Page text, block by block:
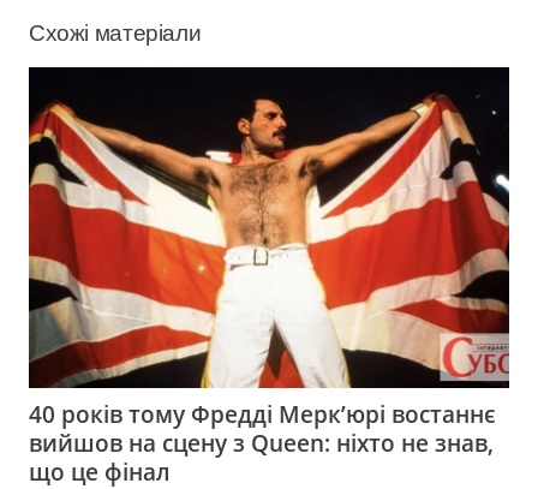
Схожі матеріали
40 років тому Фредді Мерк’юрі востаннє
вийшов на сцену з Queen: ніхто не знав,
що це фінал